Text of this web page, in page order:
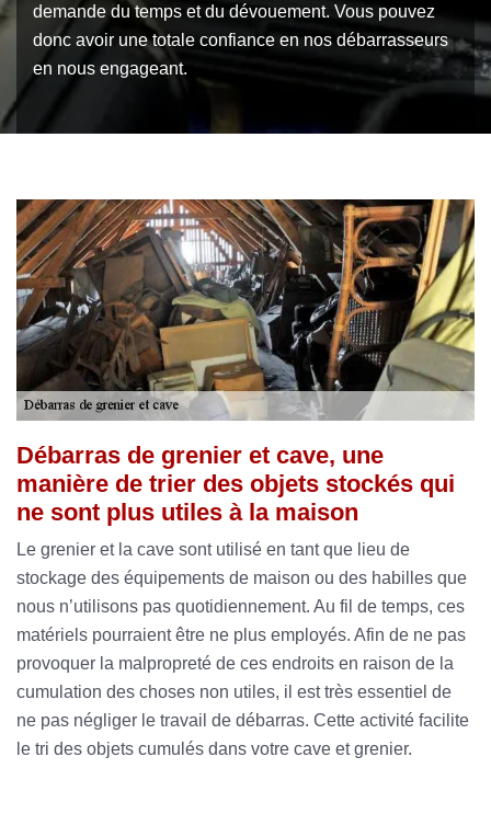
demande du temps et du dévouement. Vous pouvez
donc avoir une totale confiance en nos débarrasseurs
en nous engageant.
Débarras de grenier et cave, une
manière de trier des objets stockés qui
ne sont plus utiles à la maison
Le grenier et la cave sont utilisé en tant que lieu de
stockage des équipements de maison ou des habilles que
nous n’utilisons pas quotidiennement. Au fil de temps, ces
matériels pourraient être ne plus employés. Afin de ne pas
provoquer la malpropreté de ces endroits en raison de la
cumulation des choses non utiles, il est très essentiel de
ne pas négliger le travail de débarras. Cette activité facilite
le tri des objets cumulés dans votre cave et grenier.